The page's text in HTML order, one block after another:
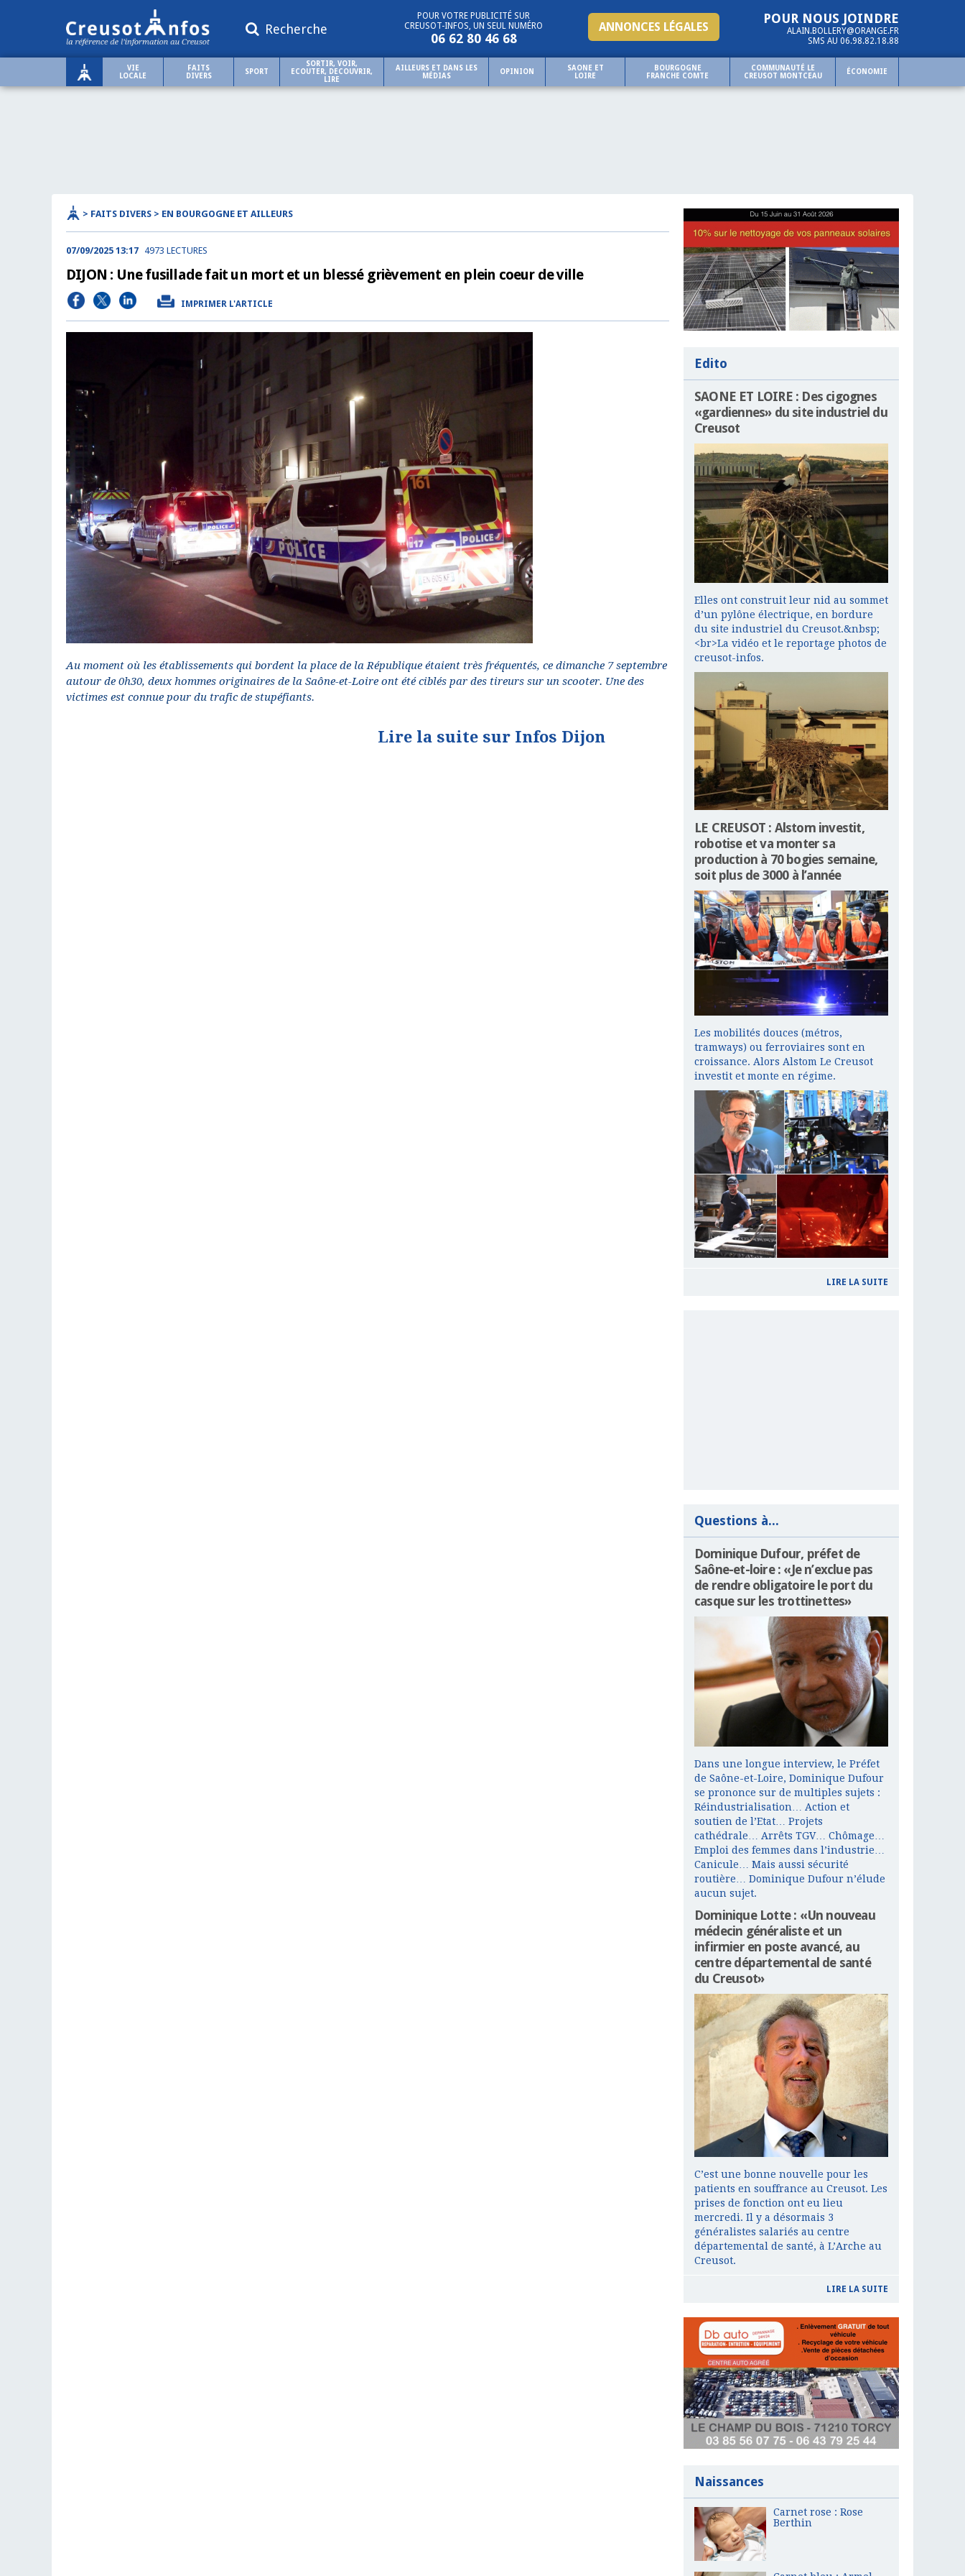
Recherche
POUR NOUS JOINDRE
ALAIN.BOLLERY@ORANGE.FR
SMS AU 06.98.82.18.88
ANNONCES LÉGALES
POUR VOTRE PUBLICITÉ SUR
CREUSOT-INFOS, UN SEUL NUMÉRO
06 62 80 46 68
VIE
LOCALE
FAITS
DIVERS
SPORT
SORTIR, VOIR,
ECOUTER, DECOUVRIR,
LIRE
AILLEURS ET DANS LES
MÉDIAS
OPINION
SAONE ET
LOIRE
BOURGOGNE
FRANCHE COMTE
COMMUNAUTÉ LE
CREUSOT MONTCEAU
ÉCONOMIE
> FAITS DIVERS > EN BOURGOGNE ET AILLEURS
07/09/2025 13:17 4973 LECTURES
DIJON : Une fusillade fait un mort et un blessé grièvement en plein coeur de ville
IMPRIMER L'ARTICLE
Au moment où les établissements qui bordent la place de la République étaient très fréquentés, ce dimanche 7 septembre
autour de 0h30, deux hommes originaires de la Saône-et-Loire ont été ciblés par des tireurs sur un scooter. Une des
victimes est connue pour du trafic de stupéfiants.
Lire la suite sur Infos Dijon
Edito
SAONE ET LOIRE : Des cigognes
«gardiennes» du site industriel du
Creusot
Elles ont construit leur nid au sommet
d’un pylône électrique, en bordure
du site industriel du Creusot.&nbsp;
<br>La vidéo et le reportage photos de
creusot-infos.
LE CREUSOT : Alstom investit,
robotise et va monter sa
production à 70 bogies semaine,
soit plus de 3000 à l’année
Les mobilités douces (métros,
tramways) ou ferroviaires sont en
croissance. Alors Alstom Le Creusot
investit et monte en régime.
LIRE LA SUITE
Questions à...
Dominique Dufour, préfet de
Saône-et-loire : «Je n’exclue pas
de rendre obligatoire le port du
casque sur les trottinettes»
Dans une longue interview, le Préfet
de Saône-et-Loire, Dominique Dufour
se prononce sur de multiples sujets :
Réindustrialisation… Action et
soutien de l’Etat… Projets
cathédrale… Arrêts TGV… Chômage…
Emploi des femmes dans l’industrie…
Canicule… Mais aussi sécurité
routière… Dominique Dufour n’élude
aucun sujet.
Dominique Lotte : «Un nouveau
médecin généraliste et un
infirmier en poste avancé, au
centre départemental de santé
du Creusot»
C’est une bonne nouvelle pour les
patients en souffrance au Creusot. Les
prises de fonction ont eu lieu
mercredi. Il y a désormais 3
généralistes salariés au centre
départemental de santé, à L’Arche au
Creusot.
LIRE LA SUITE
Naissances
Carnet rose : Rose
Berthin